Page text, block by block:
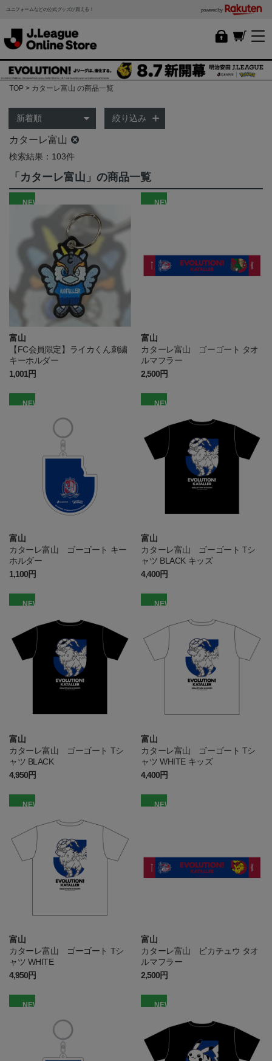
ユニフォームなどの公式グッズが買える！ powered by
TOP カターレ富山 の商品一覧
絞り込み
カターレ富山
検索結果：103件
「カターレ富山」の商品一覧
NEW
富山
【FC会員限定】ライカくん刺繍
キーホルダー
1,001円
NEW
富山
カターレ富山 ゴーゴート タオ
ルマフラー
2,500円
NEW
富山
カターレ富山 ゴーゴート キー
ホルダー
1,100円
NEW
富山
カターレ富山 ゴーゴート Tシ
ャツ BLACK キッズ
4,400円
NEW
富山
カターレ富山 ゴーゴート Tシ
ャツ BLACK
4,950円
NEW
富山
カターレ富山 ゴーゴート Tシ
ャツ WHITE キッズ
4,400円
NEW
富山
カターレ富山 ゴーゴート Tシ
ャツ WHITE
4,950円
NEW
富山
カターレ富山 ピカチュウ タオ
ルマフラー
2,500円
NEW NEW